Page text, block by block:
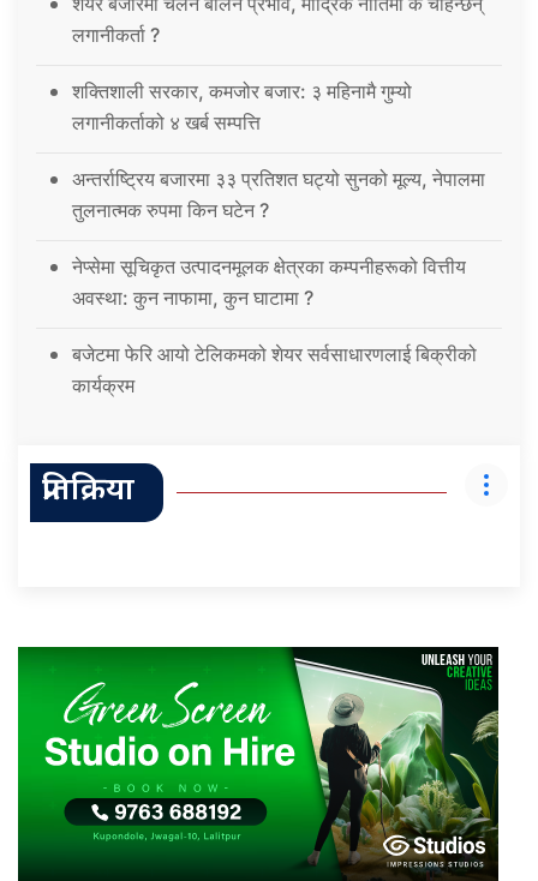
लगानीकर्ता ?
शक्तिशाली सरकार, कमजोर बजार: ३ महिनामै गुम्यो
लगानीकर्ताको ४ खर्ब सम्पत्ति
अन्तर्राष्ट्रिय बजारमा ३३ प्रतिशत घट्यो सुनको मूल्य, नेपालमा
तुलनात्मक रुपमा किन घटेन ?
नेप्सेमा सूचिकृत उत्पादनमूलक क्षेत्रका कम्पनीहरूको वित्तीय
अवस्था: कुन नाफामा, कुन घाटामा ?
बजेटमा फेरि आयो टेलिकमको शेयर सर्वसाधारणलाई बिक्रीको
कार्यक्रम
प्रतिक्रिया